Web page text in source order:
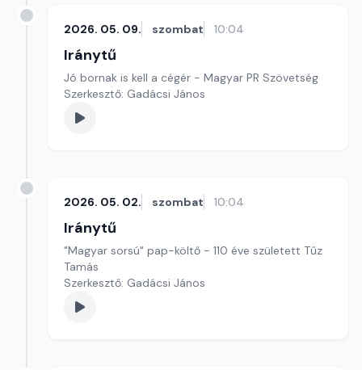
2026. 05. 09. szombat 10:04
Iránytű
Jó bornak is kell a cégér - Magyar PR Szövetség
Szerkesztő: Gadácsi János
2026. 05. 02. szombat 10:04
Iránytű
"Magyar sorsú" pap-költő - 110 éve született Tűz
Tamás
Szerkesztő: Gadácsi János